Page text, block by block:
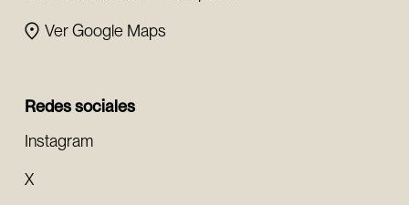
Ver Google Maps
Redes sociales
Instagram
X